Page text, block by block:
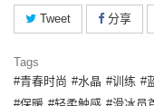
Tweet 分享
Tags
青春时尚
水晶 训练